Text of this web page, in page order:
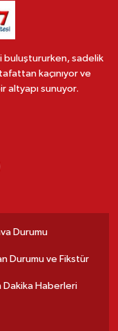
buluştururken, sadelik
kaçınıyor ve
altyapı sunuyor.
Durumu
Durumu ve Fikstür
Dakika Haberleri